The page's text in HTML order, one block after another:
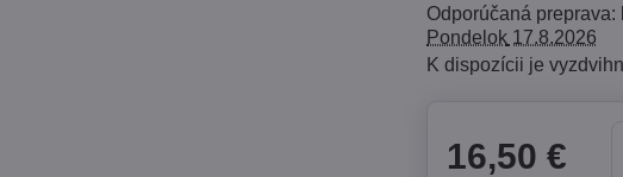
Pondelok 17.8.2026
16,50 €